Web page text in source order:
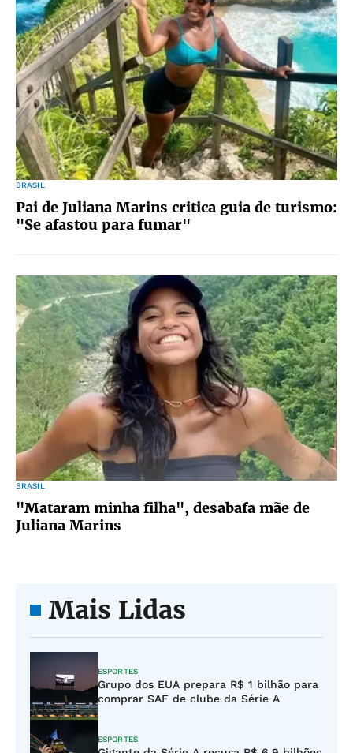
BRASIL
Pai de Juliana Marins critica guia de turismo:
"Se afastou para fumar"
BRASIL
"Mataram minha filha", desabafa mãe de
Juliana Marins
Mais Lidas
ESPORTES
Grupo dos EUA prepara R$ 1 bilhão para
comprar SAF de clube da Série A
ESPORTES